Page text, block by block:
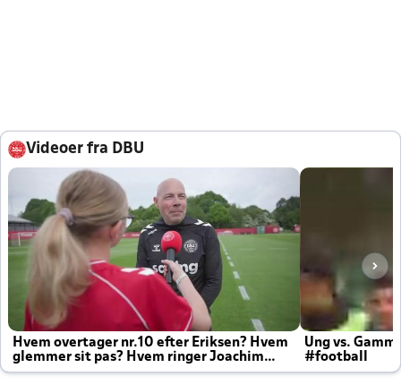
Videoer fra DBU
Hvem overtager nr.10 efter Eriksen? Hvem
glemmer sit pas? Hvem ringer Joachim
altid til efter kampe?
Ung vs.
#football